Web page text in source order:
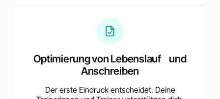
Optimierung von Lebenslauf und
Anschreiben
Der erste Eindruck entscheidet. Deine